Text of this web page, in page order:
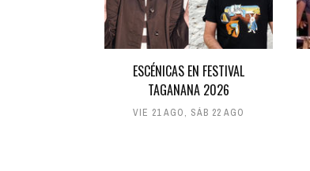
ESCÉNICAS EN FESTIVAL
TAGANANA 2026
VIE 21 AGO, SÁB 22 AGO